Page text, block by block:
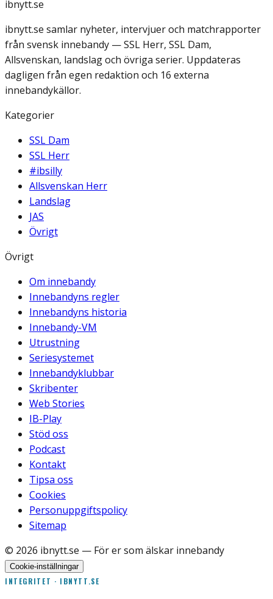
ibnytt.se
ibnytt.se samlar nyheter, intervjuer och matchrapporter
från svensk innebandy — SSL Herr, SSL Dam,
Allsvenskan, landslag och övriga serier. Uppdateras
dagligen från egen redaktion och 16 externa
innebandykällor.
Kategorier
SSL Dam
SSL Herr
#ibsilly
Allsvenskan Herr
Landslag
JAS
Övrigt
Övrigt
Om innebandy
Innebandyns regler
Innebandyns historia
Innebandy-VM
Utrustning
Seriesystemet
Innebandyklubbar
Skribenter
Web Stories
IB-Play
Stöd oss
Podcast
Kontakt
Tipsa oss
Cookies
Personuppgiftspolicy
Sitemap
© 2026 ibnytt.se — För er som älskar innebandy
Cookie-inställningar
INTEGRITET · IBNYTT.SE